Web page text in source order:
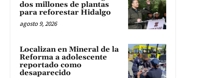
dos millones de plantas
para reforestar Hidalgo
agosto 9, 2026
Localizan en Mineral de la
Reforma a adolescente
reportado como
desaparecido